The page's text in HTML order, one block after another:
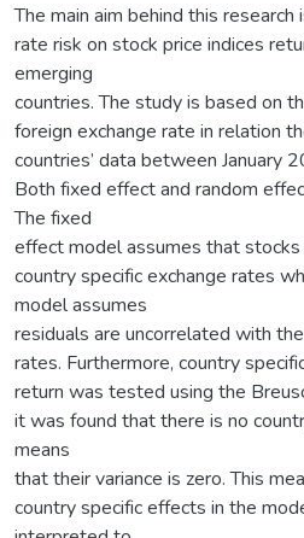
The main aim behind this
rate risk on stock price indices
emerging
countries. The study is based on
foreign exchange rate in relation
countries’ data between January
Both fixed effect and random
The fixed
effect model assumes that
country specific exchange rates
model assumes
residuals are uncorrelated with
rates. Furthermore, country
return was tested using the
it was found that there is no
means
that their variance is zero. This
country specific effects in the